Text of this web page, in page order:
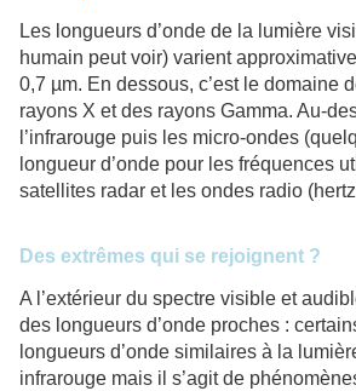
Les longueurs d’onde de la lumière
humain peut voir) varient
0,7 µm. En dessous, c’est le domaine
rayons X et des rayons Gamma. Au-
l’infrarouge puis les micro-ondes
longueur d’onde pour les fréquences
satellites radar et les ondes radio
Des extrêmes qui se rejoignent ?
A l’extérieur du spectre visible et
des longueurs d’onde proches :
longueurs d’onde similaires à la
infrarouge mais il s’agit de